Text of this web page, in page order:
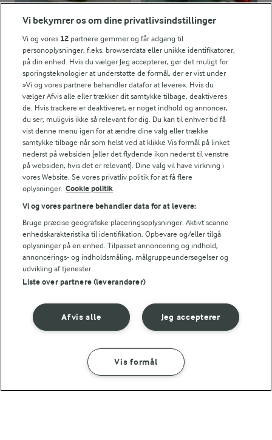
25 MIN
Kyllingesalat
(7)
15 MIN
Nem yoghurtis
(40)
10 MIN
Cremet agurkesalat
(13)
10 TIMER
Yoghurtis
Vi bekymrer os om dine privatlivsindstillinger
Vi og vores 12 partnere gemmer og får adgang til
personoplysninger, f.eks. browserdata eller unikke identifikatorer,
på din enhed. Hvis du vælger Jeg accepterer, gør det muligt for
sporingsteknologier at understøtte de formål, der er vist under
»Vi og vores partnere behandler datafor at levere«. Hvis du
vælger Afvis alle eller trækker dit samtykke tilbage, deaktiveres
de. Hvis trackere er deaktiveret, er noget indhold og annoncer,
du ser, muligvis ikke så relevant for dig. Du kan til enhver tid få
vist denne menu igen for at ændre dine valg eller trække
samtykke tilbage når som helst ved at klikke Vis formål på linket
nederst på websiden [eller det flydende ikon nederst til venstre
på websiden, hvis det er relevant]. Dine valg vil have virkning i
vores Website. Se vores privatliv politik for at få flere
oplysninger. Cookie politik
Vi og vores partnere behandler data for at levere:
Bruge præcise geografiske placeringsoplysninger. Aktivt scanne
enhedskarakteristika til identifikation. Opbevare og/eller tilgå
oplysninger på en enhed. Tilpasset annoncering og indhold,
annoncerings- og indholdsmåling, målgruppeundersøgelser og
udvikling af tjenester.
Liste over partnere (leverandører)
Jeg accepterer
Afvis alle
Vis formål